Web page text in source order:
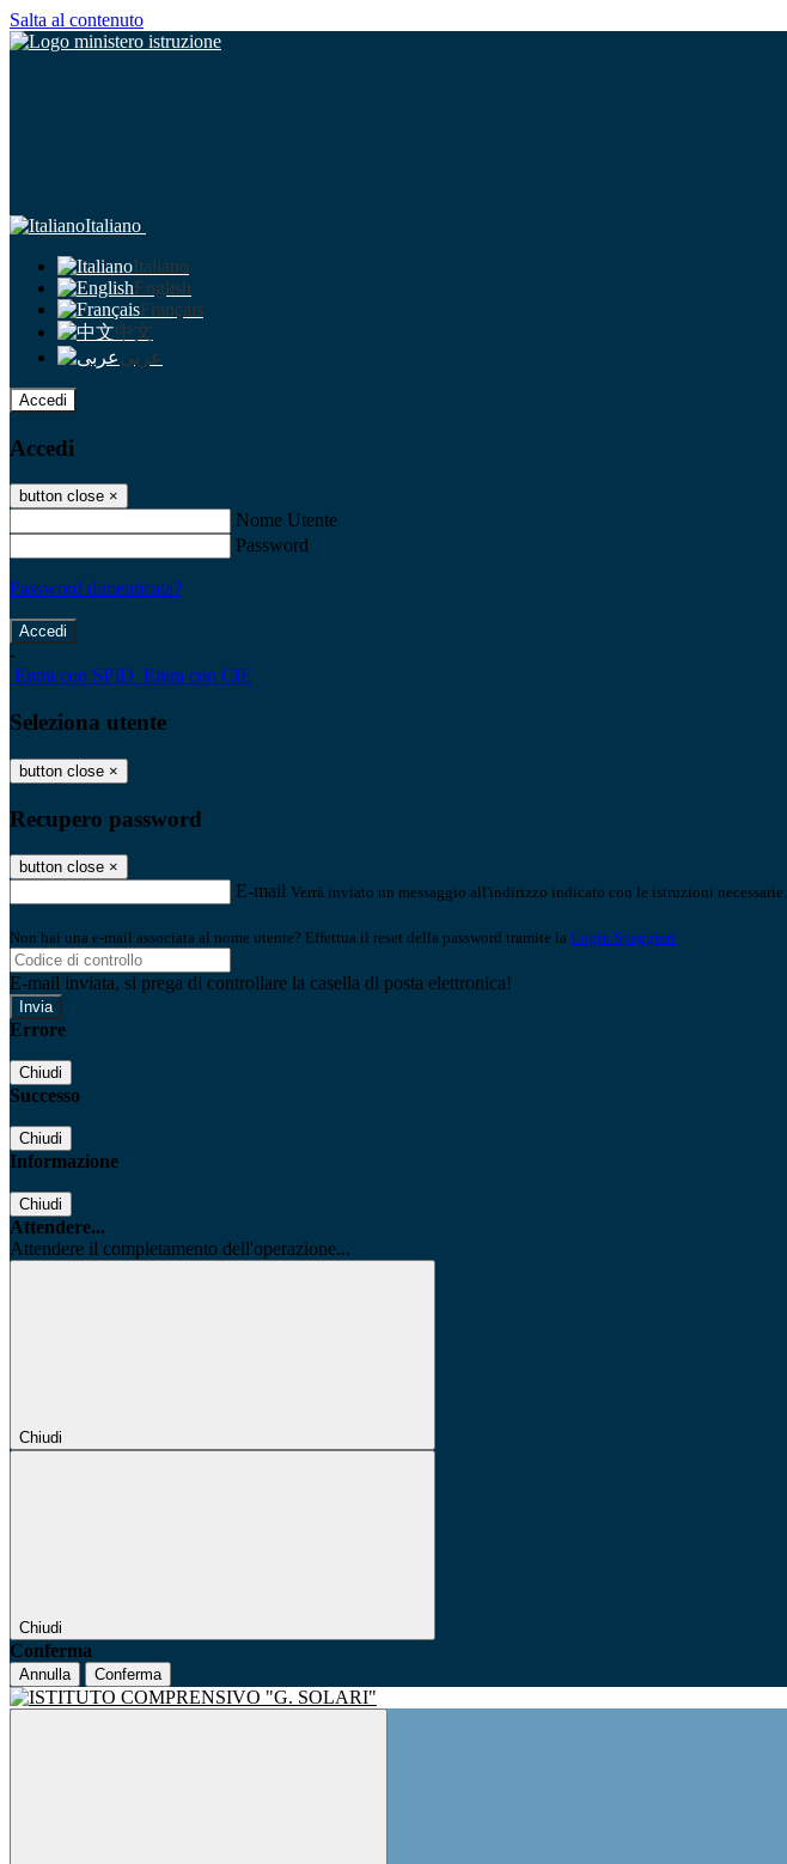
Salta al contenuto
Italiano
Italiano
English
Français
中文
عربى
Accedi
Accedi
button close ×
Nome Utente
Password
Password dimenticata?
-
Entra con SPID Entra con CIE
Seleziona utente
button close ×
Recupero password
button close ×
E-mail Verrà inviato un messaggio all'indirizzo indicato con le istruzioni necessarie.
Non hai una e-mail associata al nome utente? Effettua il reset della password tramite la Login Spaggiari
E-mail inviata, si prega di controllare la casella di posta elettronica!
Errore
Chiudi
Successo
Chiudi
Informazione
Chiudi
Attendere...
Attendere il completamento dell'operazione...
Chiudi
Chiudi
Conferma
Annulla Conferma